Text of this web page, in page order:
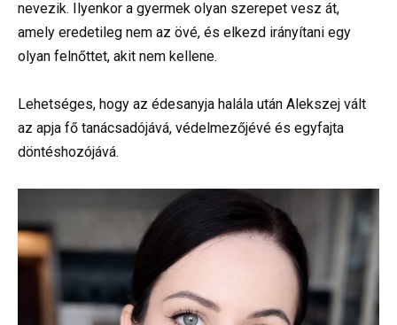
nevezik. Ilyenkor a gyermek olyan szerepet vesz át,
amely eredetileg nem az övé, és elkezd irányítani egy
olyan felnőttet, akit nem kellene.
Lehetséges, hogy az édesanyja halála után Alekszej vált
az apja fő tanácsadójává, védelmezőjévé és egyfajta
döntéshozójává.